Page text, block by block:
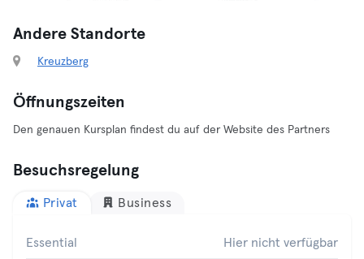
Andere Standorte
Kreuzberg
Öffnungszeiten
Den genauen Kursplan findest du auf der Website des Partners
Besuchsregelung
Privat Business
Essential Hier nicht verfügbar